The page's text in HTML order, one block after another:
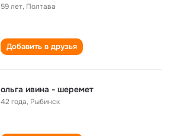
59 лет, Полтава
Добавить в друзья
ольга ивина - шеремет
42 года, Рыбинск